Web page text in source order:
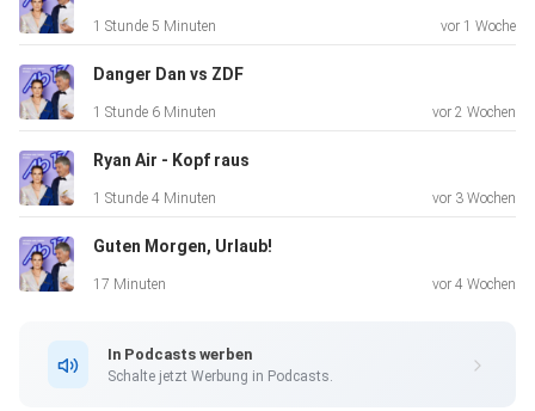
1 Stunde 5 Minuten vor 1 Woche
Danger Dan vs ZDF
1 Stunde 6 Minuten vor 2 Wochen
Ryan Air - Kopf raus
1 Stunde 4 Minuten vor 3 Wochen
Guten Morgen, Urlaub!
17 Minuten vor 4 Wochen
In Podcasts werben
Schalte jetzt Werbung in Podcasts.